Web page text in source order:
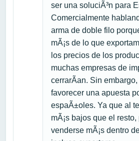
ser una soluciÃ³n para
Comercialmente
arma de doble filo
mÃ¡s de lo que
los precios de los
muchas empresas de
cerrarÃ­an. Sin
favorecer una apuesta
espaÃ±oles. Ya que al
mÃ¡s bajos que el resto,
venderse mÃ¡s dentro